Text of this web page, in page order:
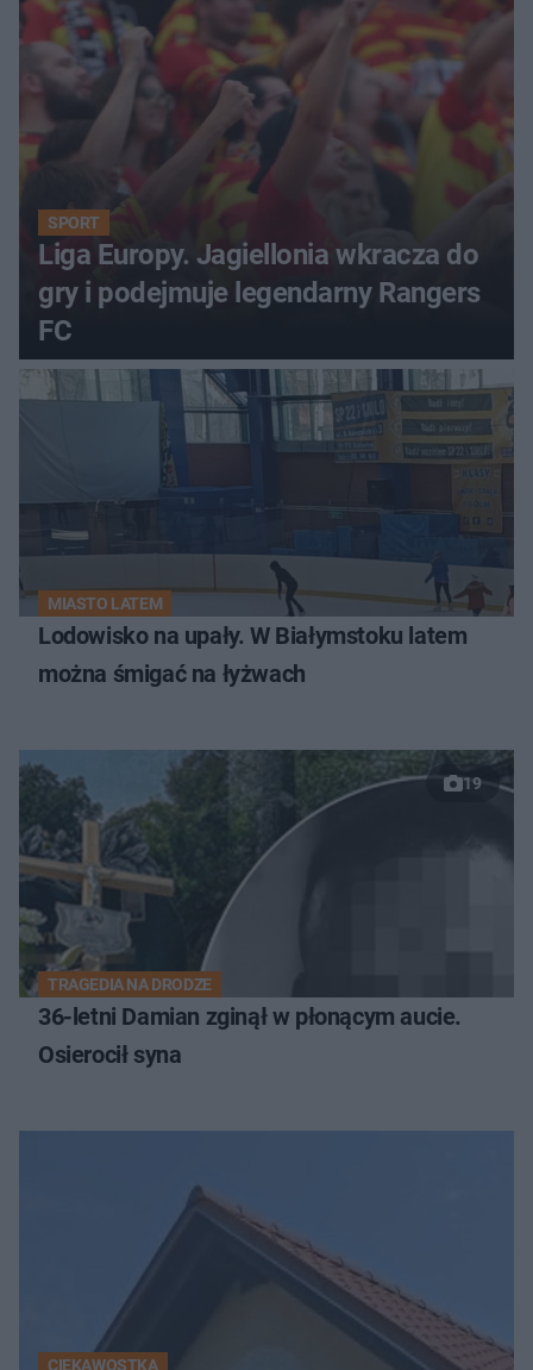
SPORT
Liga Europy. Jagiellonia wkracza do
gry i podejmuje legendarny Rangers
FC
MIASTO LATEM
Lodowisko na upały. W Białymstoku latem
można śmigać na łyżwach
19
TRAGEDIA NA DRODZE
36-letni Damian zginął w płonącym aucie.
Osierocił syna
CIEKAWOSTKA